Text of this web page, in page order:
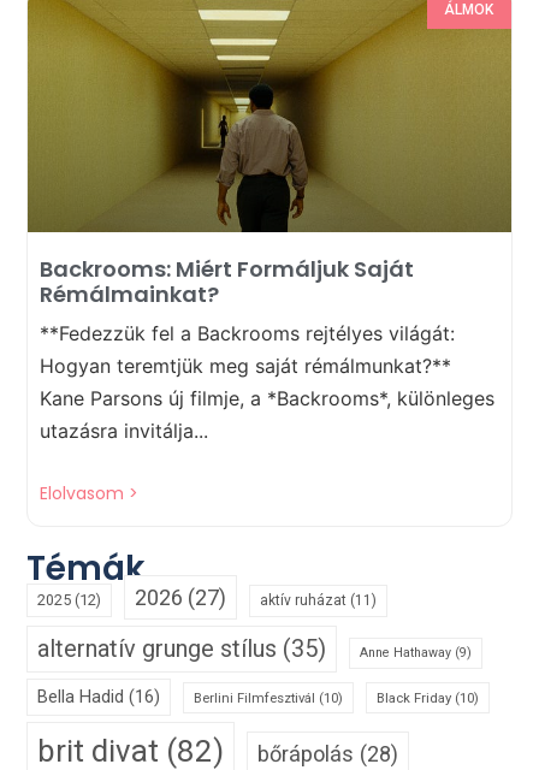
ÁLMOK
Backrooms: Miért Formáljuk Saját
Rémálmainkat?
**Fedezzük fel a Backrooms rejtélyes világát:
Hogyan teremtjük meg saját rémálmunkat?**
Kane Parsons új filmje, a *Backrooms*, különleges
utazásra invitálja...
Elolvasom >
Témák
2025 (12) 2026 (27) aktív ruházat (11)
alternatív grunge stílus (35) Anne Hathaway (9)
Bella Hadid (16) Berlini Filmfesztivál (10) Black Friday (10)
brit divat (82) bőrápolás (28)